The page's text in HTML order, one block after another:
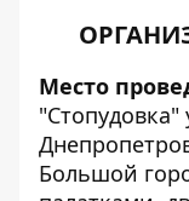
Место
Большой